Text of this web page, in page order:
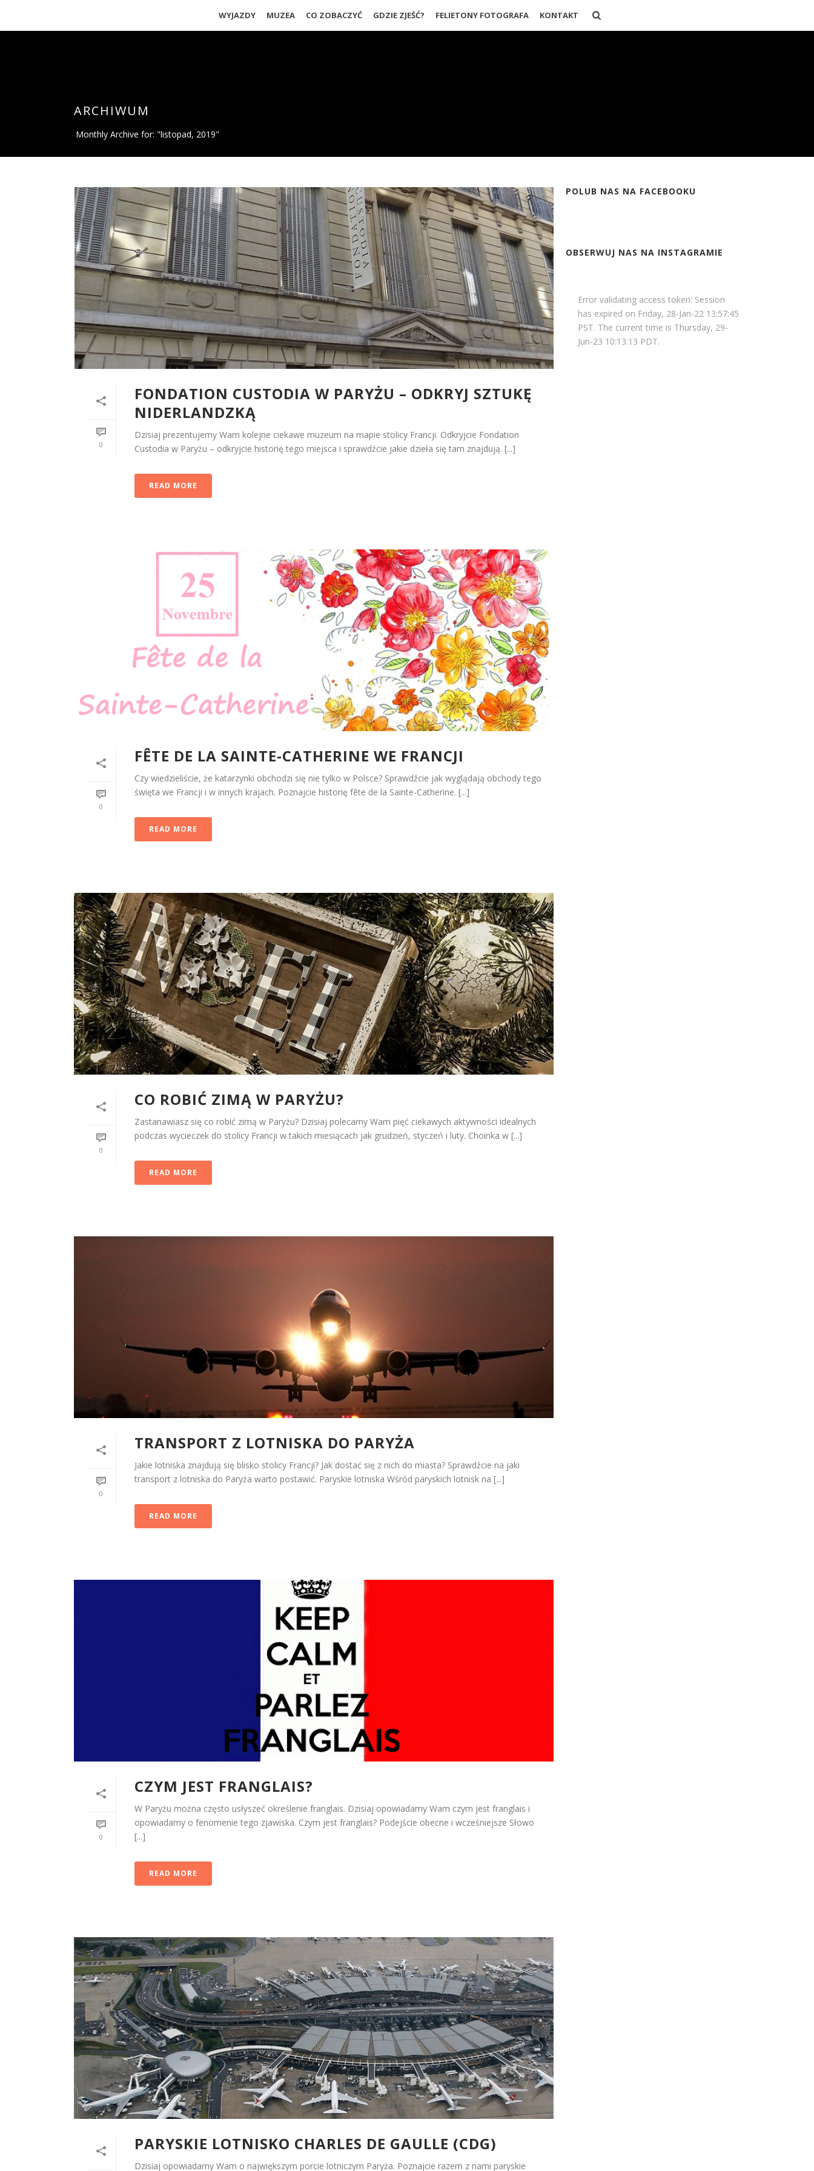
WYJAZDY MUZEA CO ZOBACZYĆ GDZIE ZJEŚĆ? FELIETONY FOTOGRAFA KONTAKT
ARCHIWUM
Monthly Archive for: "listopad, 2019"
0
FONDATION CUSTODIA W PARYŻU – ODKRYJ SZTUKĘ
NIDERLANDZKĄ
Dzisiaj prezentujemy Wam kolejne ciekawe muzeum na mapie stolicy Francji. Odkryjcie Fondation
Custodia w Paryżu – odkryjcie historię tego miejsca i sprawdźcie jakie dzieła się tam znajdują. [...]
READ MORE
0
FÊTE DE LA SAINTE-CATHERINE WE FRANCJI
Czy wiedzieliście, że katarzynki obchodzi się nie tylko w Polsce? Sprawdźcie jak wyglądają obchody tego
święta we Francji i w innych krajach. Poznajcie historię fête de la Sainte-Catherine. [...]
READ MORE
0
CO ROBIĆ ZIMĄ W PARYŻU?
Zastanawiasz się co robić zimą w Paryżu? Dzisiaj polecamy Wam pięć ciekawych aktywności idealnych
podczas wycieczek do stolicy Francji w takich miesiącach jak grudzień, styczeń i luty. Choinka w [...]
READ MORE
0
TRANSPORT Z LOTNISKA DO PARYŻA
Jakie lotniska znajdują się blisko stolicy Francji? Jak dostać się z nich do miasta? Sprawdźcie na jaki
transport z lotniska do Paryża warto postawić. Paryskie lotniska Wśród paryskich lotnisk na [...]
READ MORE
0
CZYM JEST FRANGLAIS?
W Paryżu można często usłyszeć określenie franglais. Dzisiaj opowiadamy Wam czym jest franglais i
opowiadamy o fenomenie tego zjawiska. Czym jest franglais? Podejście obecne i wcześniejsze Słowo
[...]
READ MORE
PARYSKIE LOTNISKO CHARLES DE GAULLE (CDG)
Dzisiaj opowiadamy Wam o największym porcie lotniczym Paryża. Poznajcie razem z nami paryskie
POLUB NAS NA FACEBOOKU
OBSERWUJ NAS NA INSTAGRAMIE
Error validating access token: Session
has expired on Friday, 28-Jan-22 13:57:45
PST. The current time is Thursday, 29-
Jun-23 10:13:13 PDT.